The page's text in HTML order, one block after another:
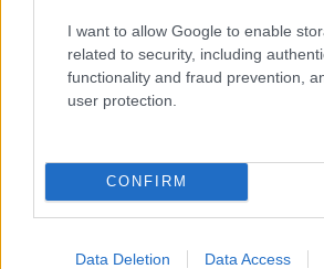
I want to allow Google to enable
related to security, including
functionality and fraud prevention,
user protection.
CONFIRM
Data Deletion Data Access
„AZ EMBERT EMBERRÉ
ZÁRT A DOMBOS
https://kulturpart.hu/api/
Kommentek:
nem vállal, azokat nem ellenőrzi. Kifogás esetén